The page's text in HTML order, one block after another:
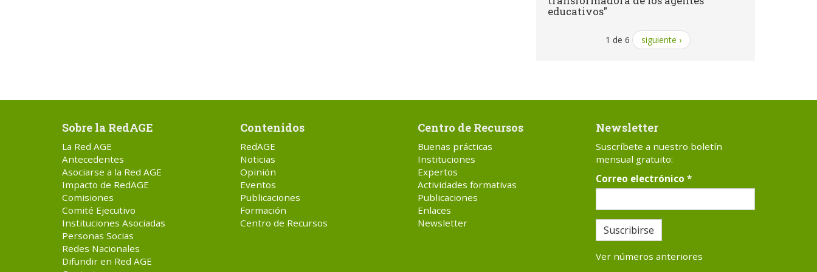
educativos"
1 de 6 siguiente ›
Sobre la RedAGE
La Red AGE
Antecedentes
Asociarse a la Red AGE
Impacto de RedAGE
Comisiones
Comité Ejecutivo
Instituciones Asociadas
Personas Socias
Redes Nacionales
Difundir en Red AGE
Contenidos
RedAGE
Noticias
Opinión
Eventos
Publicaciones
Formación
Centro de Recursos
Centro de Recursos
Buenas prácticas
Instituciones
Expertos
Actividades formativas
Publicaciones
Enlaces
Newsletter
Newsletter
Suscríbete a nuestro boletín
mensual gratuito:
Correo electrónico *
Suscribirse
Ver números anteriores